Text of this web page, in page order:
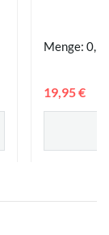
Menge: 0,5
19,95 €